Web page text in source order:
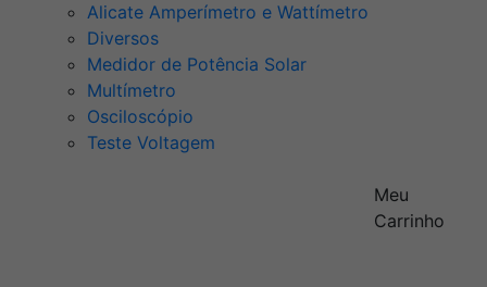
Alicate Amperímetro e Wattímetro
Diversos
Medidor de Potência Solar
Multímetro
Osciloscópio
Teste Voltagem
Meu
Carrinho